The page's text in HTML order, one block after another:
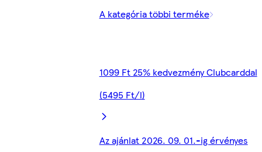
A kategória többi terméke
1099 Ft 25% kedvezmény Clubcarddal
(5495 Ft/l)
Az ajánlat 2026. 09. 01.-ig érvényes